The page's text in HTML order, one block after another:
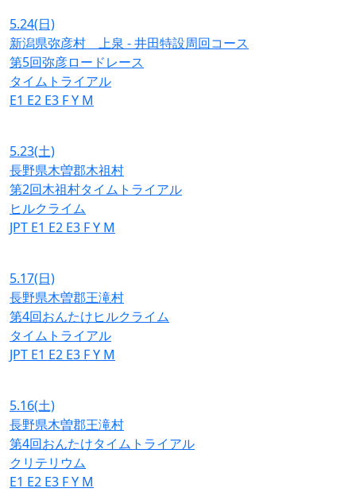
5.24(日)
新潟県弥彦村 上泉 - 井田特設周回コース
第5回弥彦ロードレース
タイムトライアル
E1 E2 E3 FY M
5.23(土)
長野県木曽郡木祖村
第2回木祖村タイムトライアル
ヒルクライム
JPT E1 E2 E3 FY M
5.17(日)
長野県木曽郡王滝村
第4回おんたけヒルクライム
タイムトライアル
JPT E1 E2 E3 FY M
5.16(土)
長野県木曽郡王滝村
第4回おんたけタイムトライアル
クリテリウム
E1 E2 E3 FY M